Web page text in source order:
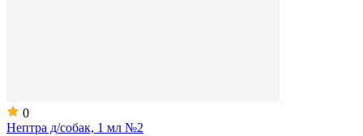
0
Нептра д/собак, 1 мл №2